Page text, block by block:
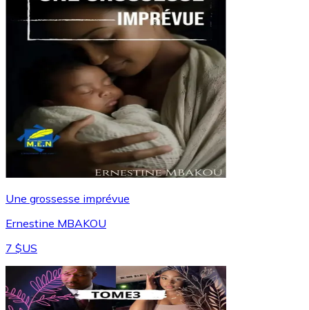
Une grossesse imprévue
Ernestine MBAKOU
7 $US